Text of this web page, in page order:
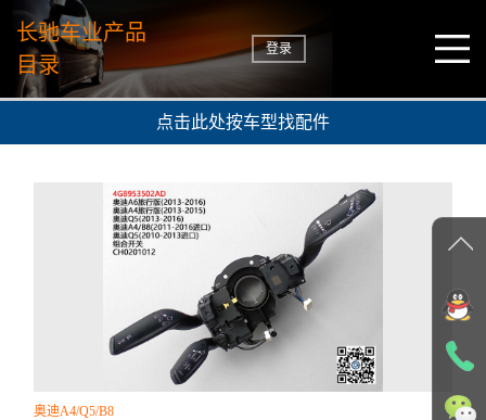
长驰车业产品
目录
登录
点击此处按车型找配件
奥迪A4/Q5/B8